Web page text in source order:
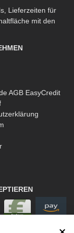
Lieferzeiten für
mit den
AGB EasyCredit